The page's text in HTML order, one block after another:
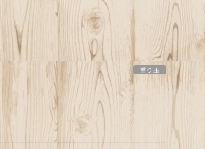
重り玉